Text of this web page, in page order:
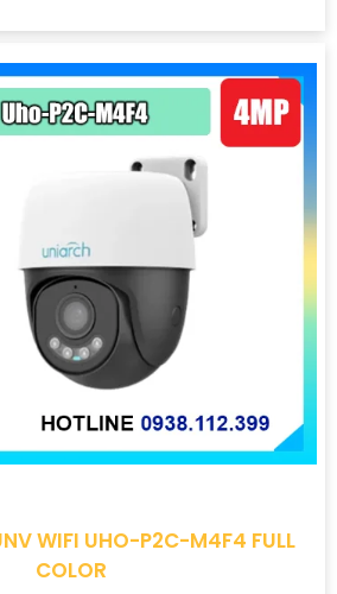
WIFI UHO-P2C-M4F4 FULL
COLOR